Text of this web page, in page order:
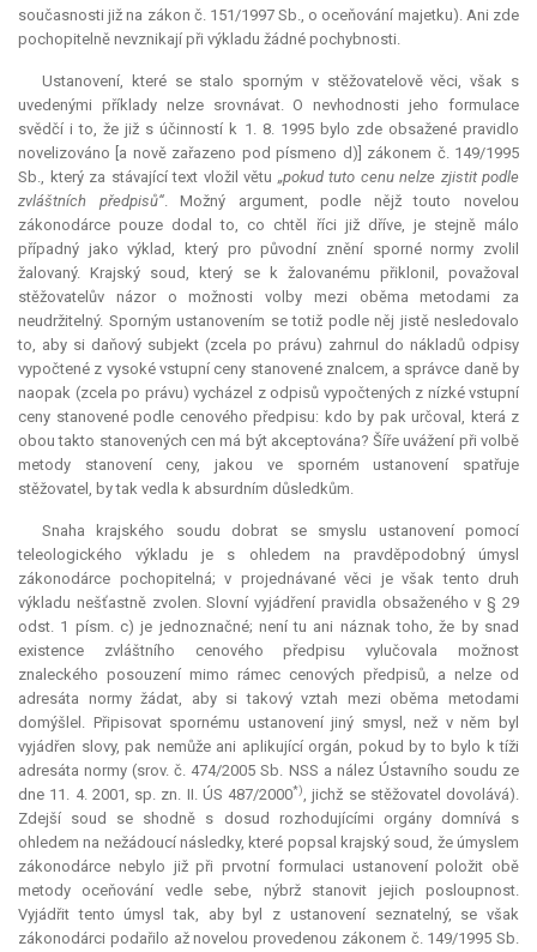
současnosti již na zákon č. 151/1997 Sb., o oceňování majetku). Ani zde
pochopitelně nevznikají při výkladu žádné pochybnosti.
Ustanovení, které se stalo sporným v stěžovatelově věci, však s
uvedenými příklady nelze srovnávat. O nevhodnosti jeho formulace
svědčí i to, že již s účinností k 1. 8. 1995 bylo zde obsažené pravidlo
novelizováno [a nově zařazeno pod písmeno d)] zákonem č. 149/1995
Sb., který za stávající text vložil větu „pokud tuto cenu nelze zjistit podle
zvláštních předpisů“. Možný argument, podle nějž touto novelou
zákonodárce pouze dodal to, co chtěl říci již dříve, je stejně málo
případný jako výklad, který pro původní znění sporné normy zvolil
žalovaný. Krajský soud, který se k žalovanému přiklonil, považoval
stěžovatelův názor o možnosti volby mezi oběma metodami za
neudržitelný. Sporným ustanovením se totiž podle něj jistě nesledovalo
to, aby si daňový subjekt (zcela po právu) zahrnul do nákladů odpisy
vypočtené z vysoké vstupní ceny stanovené znalcem, a správce daně by
naopak (zcela po právu) vycházel z odpisů vypočtených z nízké vstupní
ceny stanovené podle cenového předpisu: kdo by pak určoval, která z
obou takto stanovených cen má být akceptována? Šíře uvážení při volbě
metody stanovení ceny, jakou ve sporném ustanovení spatřuje
stěžovatel, by tak vedla k absurdním důsledkům.
Snaha krajského soudu dobrat se smyslu ustanovení pomocí
teleologického výkladu je s ohledem na pravděpodobný úmysl
zákonodárce pochopitelná; v projednávané věci je však tento druh
výkladu nešťastně zvolen. Slovní vyjádření pravidla obsaženého v § 29
odst. 1 písm. c) je jednoznačné; není tu ani náznak toho, že by snad
existence zvláštního cenového předpisu vylučovala možnost
znaleckého posouzení mimo rámec cenových předpisů, a nelze od
adresáta normy žádat, aby si takový vztah mezi oběma metodami
domýšlel. Připisovat spornému ustanovení jiný smysl, než v něm byl
vyjádřen slovy, pak nemůže ani aplikující orgán, pokud by to bylo k tíži
adresáta normy (srov. č. 474/2005 Sb. NSS a nález Ústavního soudu ze
dne 11. 4. 2001, sp. zn. II. ÚS 487/2000*), jichž se stěžovatel dovolává).
Zdejší soud se shodně s dosud rozhodujícími orgány domnívá s
ohledem na nežádoucí následky, které popsal krajský soud, že úmyslem
zákonodárce nebylo již při prvotní formulaci ustanovení položit obě
metody oceňování vedle sebe, nýbrž stanovit jejich posloupnost.
Vyjádřit tento úmysl tak, aby byl z ustanovení seznatelný, se však
zákonodárci podařilo až novelou provedenou zákonem č. 149/1995 Sb.